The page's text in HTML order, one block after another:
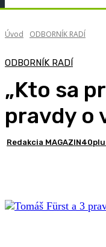
Úvod ODBORNÍK RADÍ
ODBORNÍK RADÍ
„Kto sa
pravdy o
Redakcia